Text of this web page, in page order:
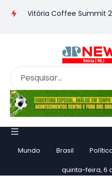
Vitória Coffee Summit 2026
Mundo Brasil
quinta-feira, 6